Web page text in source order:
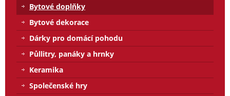
Bytové doplňky
Bytové dekorace
Dárky pro domácí pohodu
Půllitry, panáky a hrnky
Keramika
Společenské hry